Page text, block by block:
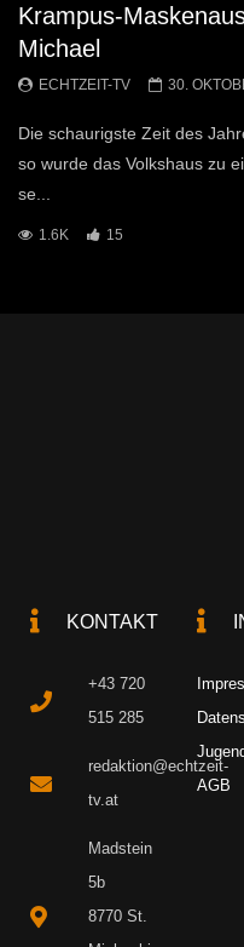
Krampus-
Michael
ECHTZEIT-TV 30.
Die schaurigste Zeit des
so wurde das Volkshaus zu
se...
1.6K 15
KONTAKT
+43 720
515 285
redaktion@echtzeit-
tv.at
Madstein
5b
8770 St.
AGB